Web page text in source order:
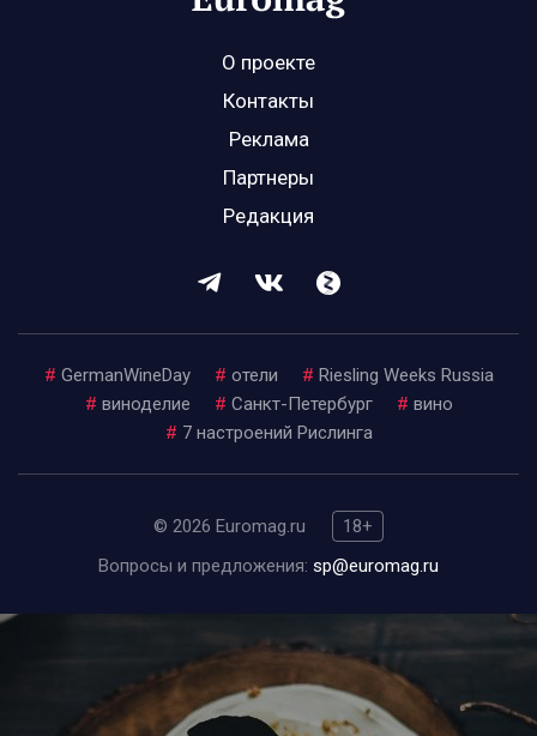
О проекте
Контакты
Реклама
Партнеры
Редакция
# GermanWineDay # отели # Riesling Weeks Russia
# виноделие # Санкт-Петербург # вино
# 7 настроений Рислинга
© 2026 Euromag.ru
18+
Вопросы и предложения: sp@euromag.ru